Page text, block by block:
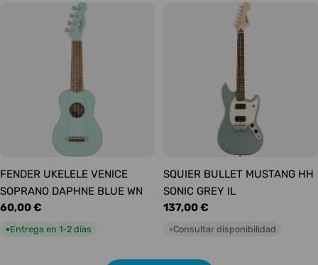
FENDER UKELELE VENICE
SOPRANO DAPHNE BLUE WN
Precio
habitual
60,00 €
●Entrega en 1-2 días
SQUIER BULLET MUSTANG HH
SONIC GREY IL
Precio
habitual
137,00 €
○Consultar disponibilidad